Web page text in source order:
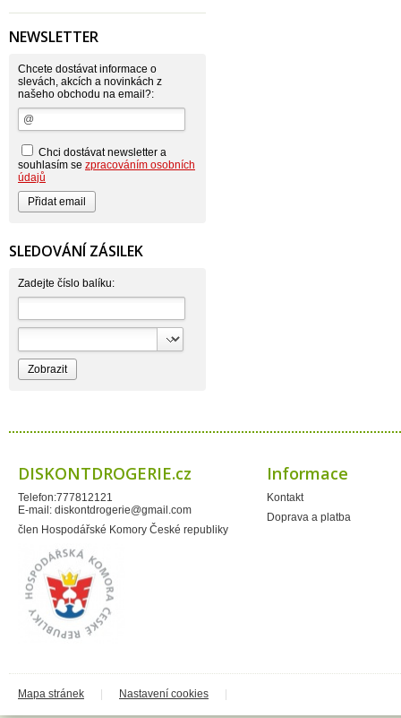
Alufix
Astonish
Atlantic
AutoMax Group
Axcentive
BaL
Bateria
Beauty Lille
Beiersdorf - Nivea
Bella
Benkor
BERGEN S. R. L.
Bettina Barty
Bio-repel
Bioclean
Biolit
BIOM s.r.o.
Bioprospect
Bispol
Blue Stratos
BlueSun
Bolton
BumusCare GmBh
Certex
Chante Clair
Chopa
ChupaChups
Claro
Cleanzy s.r.o.
Cleary Group Italy
Clovin Germany
Codaa
Colgate - Palmolive
Coty
Coyote
Dalli
Dalli - Werkge Germany
NEWSLETTER
Chcete dostávat informace o
slevách, akcích a novinkách z
našeho obchodu na email?:
Chci dostávat newsletter a
souhlasím se zpracováním osobních
údajů
SLEDOVÁNÍ ZÁSILEK
Zadejte číslo balíku:
DISKONTDROGERIE.cz
Telefon:777812121
E-mail: diskontdrogerie@gmail.com
člen Hospodářské Komory České republiky
Informace
Kontakt
Doprava a platba
Mapa stránek Nastavení cookies